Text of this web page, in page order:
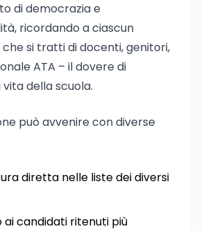
di democrazia e
ricordando a ciascun
si tratti di docenti, genitori,
ATA – il dovere di
della scuola.
può avvenire con diverse
diretta nelle liste dei diversi
ai candidati ritenuti più